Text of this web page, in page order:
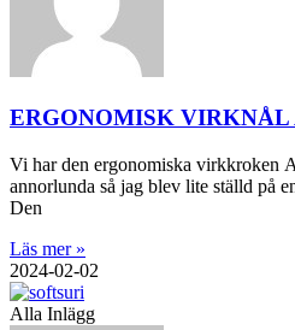
ERGONOMISK VIRKNÅL
Vi har den ergonomiska virkkroken
annorlunda så jag blev lite ställd på
Den
Läs mer »
2024-02-02
Alla Inlägg